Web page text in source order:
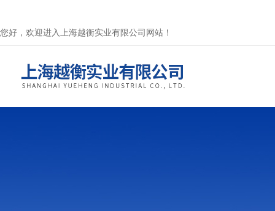
您好，欢迎进入上海越衡实业有限公司网站！